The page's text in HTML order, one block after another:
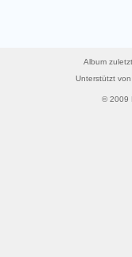
Album
Unterstützt
© 2009